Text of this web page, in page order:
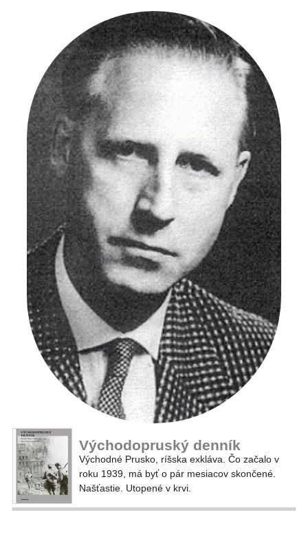
Východopruský denník
Východné Prusko, ríšska exkláva. Čo začalo v
roku 1939, má byť o pár mesiacov skončené.
Našťastie. Utopené v krvi.